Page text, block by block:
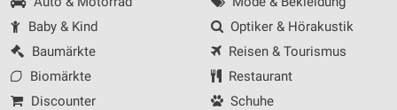
Baby & Kind
Baumärkte
Biomärkte
Discounter
Optiker & Hörakustik
Reisen & Tourismus
Restaurant
Schuhe